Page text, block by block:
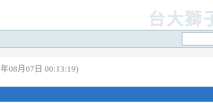
台大獅
08月07日 00:13:19)